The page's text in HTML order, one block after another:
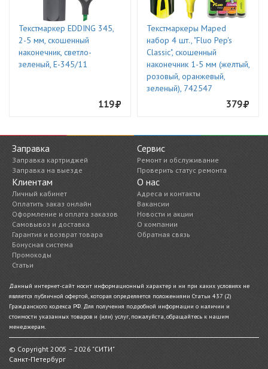
Текстмаркер EDDING 345,
2-5 мм, скошенный
наконечник, светло-
зеленый, E-345/11
119
Текстмаркеры Maped
набор 4 шт., "Fluo Pep's
Classic", скошенный
наконечник 1-5 мм (желтый,
розовый, оранжевый,
зеленый), 742547
379
Заправка
Заправка картриджей
Заправка на выезде
Сервис
Ремонт и обслуживание
Проверить статус ремонта
Клиентам
Личный кабинет
Оплатить заказ онлайн
Оформление и оплата заказов
Самовывоз и доставка
Гарантия и возврат товара
Бонусная система
Промокоды
Статьи
О нас
Адреса и контакты
Вакансии
Новости и акции
О компании
Обратная связь
Данный интернет-сайт носит информационный характер и ни при каких условиях не
является публичной офертой, которая определяется положениями Статьи 437 (2)
Гражданского кодекса РФ. Для получения подробной информации о наличии и
стоимости указанных товаров и (или) услуг, пожалуйста, обращайтесь к нашим
менеджерам.
© Copyright 2005 – 2026 "СИТИ"
Санкт-Петербург